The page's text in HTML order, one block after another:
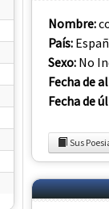
Nombre:
País:
Sexo: No
Fecha de
Fecha de
Sus